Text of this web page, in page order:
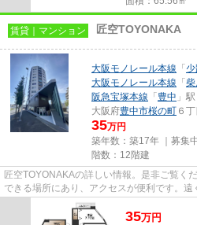
賃貸｜マンション 匠空TOYONAKA
大阪モノレール本線 「
大阪モノレール本線 「
阪急宝塚本線 「 豊中 」
大阪府豊中市桜の町 ６
35万円
築年数：築17年 ｜募集
階数：12階建
匠空TOYONAKAの詳しい情報。是非ご覧く
できる場所にあり、アクセスが便利です。
にも繋がりますので健康的になれ...
35万円